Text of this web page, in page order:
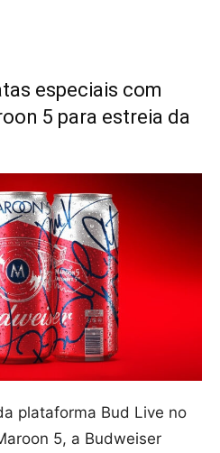
especiais com
5 para estreia da
plataforma Bud Live no
5, a Budweiser